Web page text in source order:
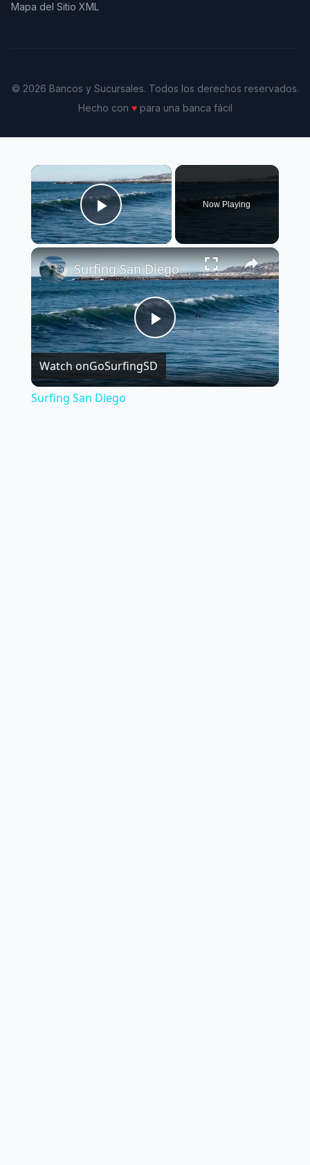
Mapa del Sitio XML
© 2026 Bancos y Sucursales. Todos los derechos reservados.
Hecho con ♥para una banca fácil
×
Play Video
Now Playing
×
Play
Video
Surfing San Diego
Watch onGoSurfingSD
Surfing San Diego